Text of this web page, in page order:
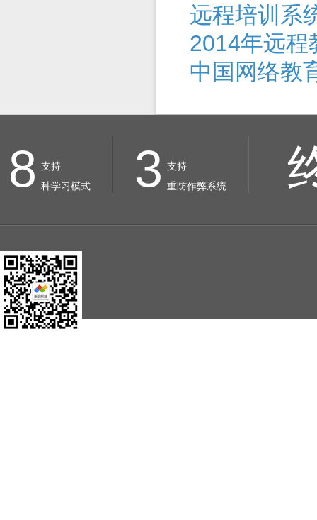
远程培训系
2014年远程
中国网络教
8 支持
种学习模式
3 支持
重防作弊系统